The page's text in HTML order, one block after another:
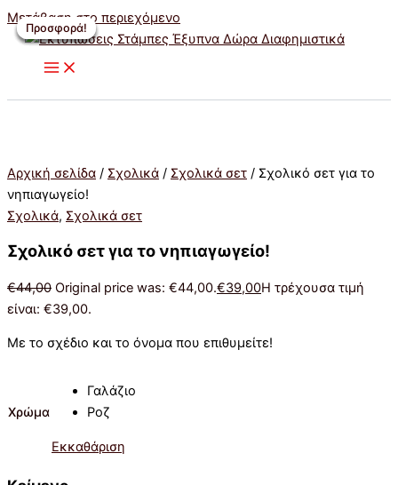
Μετάβαση στο περιεχόμενο
Προσφορά!
Αρχική σελίδα / Σχολικά / Σχολικά σετ / Σχολικό σετ για το
νηπιαγωγείο!
Σχολικά, Σχολικά σετ
Σχολικό σετ για το νηπιαγωγείο!
€44,00 Original price was: €44,00.€39,00Η τρέχουσα τιμή
είναι: €39,00.
Με το σχέδιο και το όνομα που επιθυμείτε!
Χρώμα
Γαλάζιο
Ροζ
Εκκαθάριση
Προσφορά!
Προσφορά!
Προσφορά!
Προσφορά!